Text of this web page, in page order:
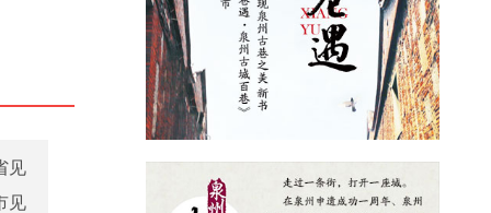
见
见